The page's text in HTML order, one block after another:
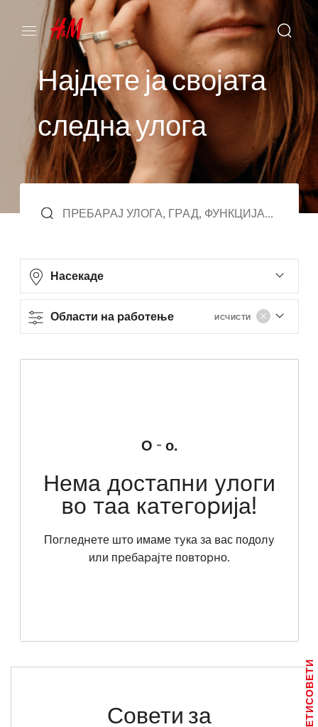
Најдетејасвојата
следнаулога
Насекаде
Области на работење ИСЧИСТИ
О - о.
Нема достапни улоги
во таа категорија!
Погледнете што имаме тука за вас подолу
или пребарајте повторно.
Совети за
СОВЕТИ